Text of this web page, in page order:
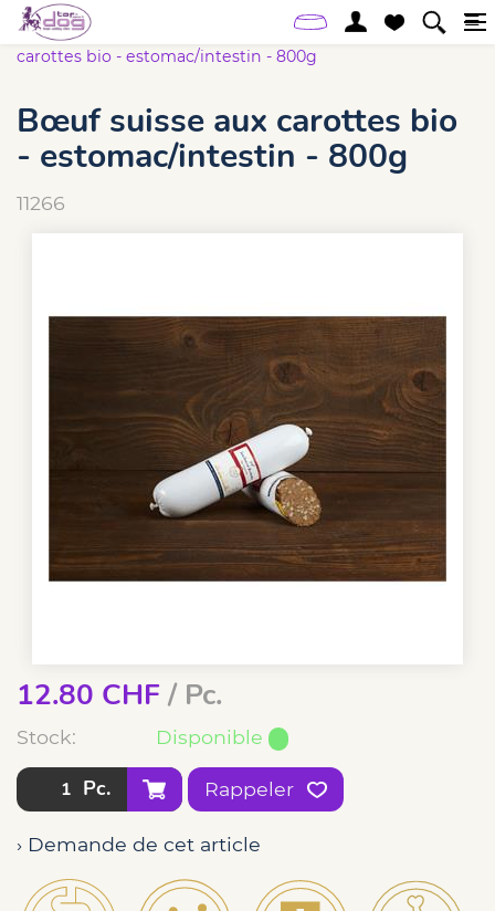
Accueil Chien
Bœuf suisse aux
carottes bio - estomac/intestin - 800g
Bœuf suisse aux carottes bio
- estomac/intestin - 800g
11266
12.80 CHF/ Pc.
Stock: Disponible
Pc. Rappeler
› Demande de cet article